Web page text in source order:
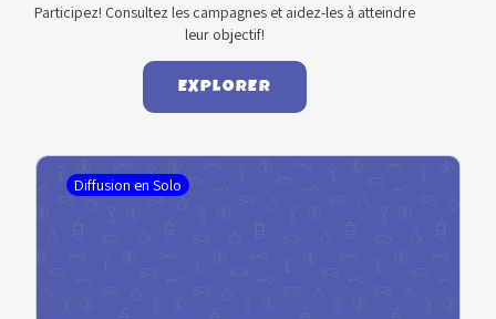
Participez! Consultez les campagnes et aidez-les à atteindre
leur objectif!
EXPLORER
Diffusion en Solo